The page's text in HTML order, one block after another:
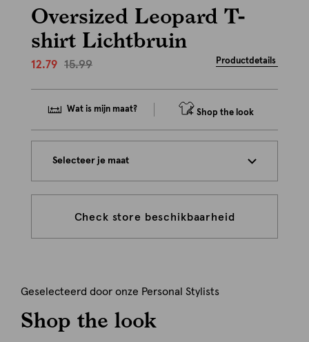
Oversized Leopard T-
shirt Lichtbruin
12.79 15.99 Productdetails
Wat is mijn maat? Shop the look
Selecteer je maat
Check store beschikbaarheid
Geselecteerd door onze Personal Stylists
Shop the look